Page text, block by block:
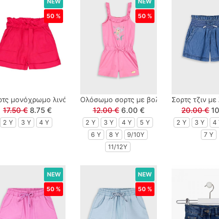
και φλοράλ φούξια
μονόχρωμο λινό με τσέπες κόκκινο
17.50 € 8.75 €
2 Y 3 Y 4 Y
50 %
Ολόσωμο σορτς με βολάν και glittered
12.00 € 6.00 €
2 Y 3 Y 4 Y
5 Y
6 Y
8 Y
9/10Y
11/12Y
50 %
Σορτς τζιν
20.00 €
2 Y 3 Y 4
7 Y
NEW
50 %
NEW
50 %